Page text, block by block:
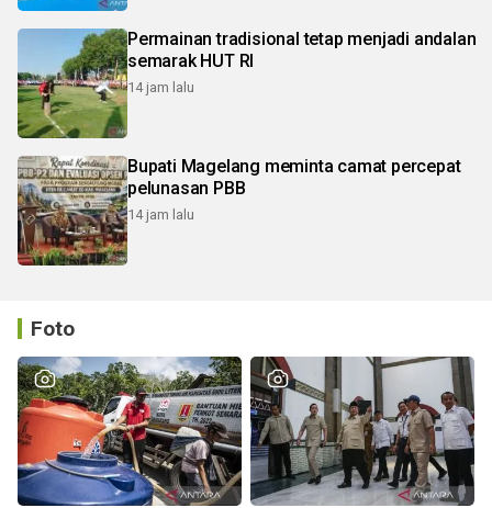
Permainan tradisional tetap menjadi andalan
semarak HUT RI
14 jam lalu
Bupati Magelang meminta camat percepat
pelunasan PBB
14 jam lalu
Foto